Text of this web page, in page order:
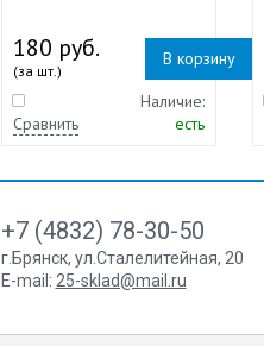
180 руб.
(за шт.)
В корзину
Сравнить
Наличие:
есть
+7 (4832) 78-30-50
г.Брянск, ул.Сталелитейная, 20
E-mail: 25-sklad@mail.ru